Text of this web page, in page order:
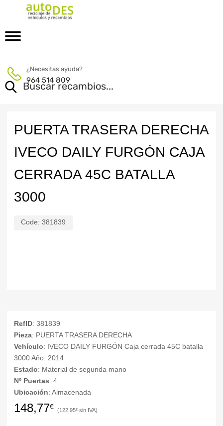
¿Necesitas ayuda?
964 514 809
PUERTA TRASERA DERECHA
IVECO DAILY FURGÓN CAJA
CERRADA 45C BATALLA
3000
Code: 381839
RefID: 381839
Pieza: PUERTA TRASERA DERECHA
Vehículo: IVECO DAILY FURGÓN Caja cerrada 45C batalla
3000 Año: 2014
Estado: Material de segunda mano
Nº Puertas: 4
Ubicación: Almacenada
148,77€ 122,95€